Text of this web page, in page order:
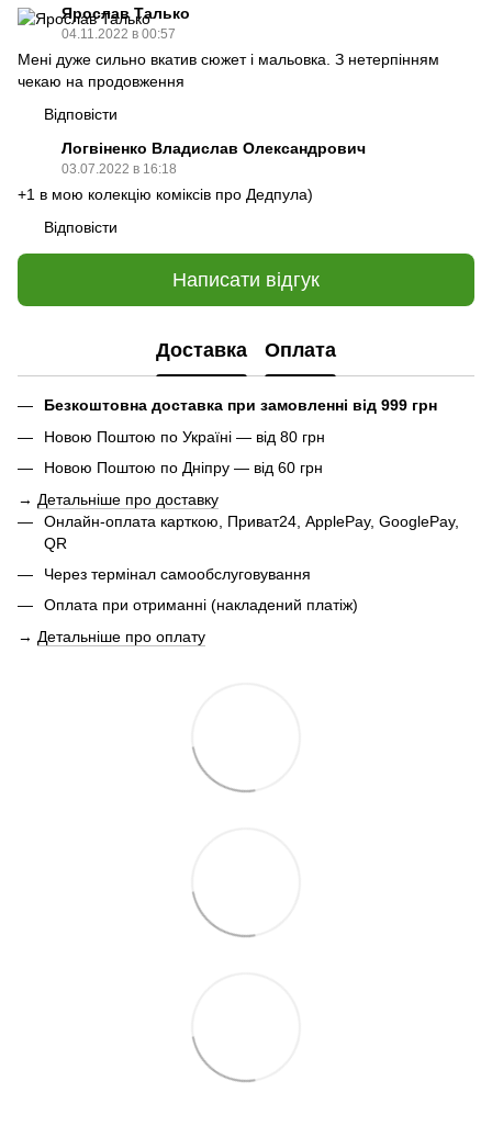
Ярослав Талько
04.11.2022 в 00:57
Мені дуже сильно вкатив сюжет і мальовка. З нетерпінням
чекаю на продовження
Відповісти
Логвіненко Владислав Олександрович
03.07.2022 в 16:18
+1 в мою колекцію коміксів про Дедпула)
Відповісти
Написати відгук
Доставка Оплата
Безкоштовна доставка при замовленні від 999 грн
Новою Поштою по Україні — від 80 грн
Новою Поштою по Дніпру — від 60 грн
→ Детальніше про доставку
Онлайн-оплата карткою, Приват24, ApplePay, GooglePay,
QR
Через термінал самообслуговування
Оплата при отриманні (накладений платіж)
→ Детальніше про оплату